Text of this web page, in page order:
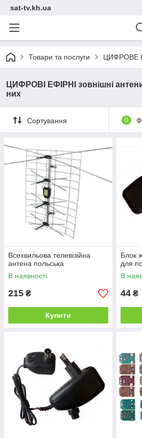
sat-tv.kh.ua
Товари та послуги ЦИФРОВЕ
ЦИФРОВІ ЕФІРНІ зовнішні
них
Сортування 0
Всехвильова телевізійна
антена польська
В наявності
215 ₴
Купити
Блок
для
В
44 ₴